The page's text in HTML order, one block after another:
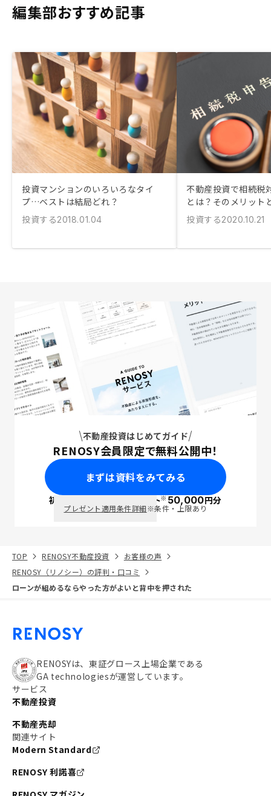
編集部おすすめ記事
投資マンションのいろいろなタイ
プ…ベストは結局どれ？
投資する2018.01.04
不動産投資で相続税
とは？そのメリット
投資する2020.10.21
不動産投資はじめてガイド
RENOSY会員限定で無料公開中！
まずは資料をみてみる
初回面談で ポイント※50,000円分
プレゼント適用条件詳細※条件・上限あり
TOP RENOSY不動産投資
お客様の声
RENOSY（リノシー）の評判・口コミ
ローンが組めるならやった方がよいと背中を押された
RENOSYは、東証グロース上場企業である
GA technologiesが運営しています。
サービス
不動産投資
不動産売却
関連サイト
Modern Standard
RENOSY 利諾喜